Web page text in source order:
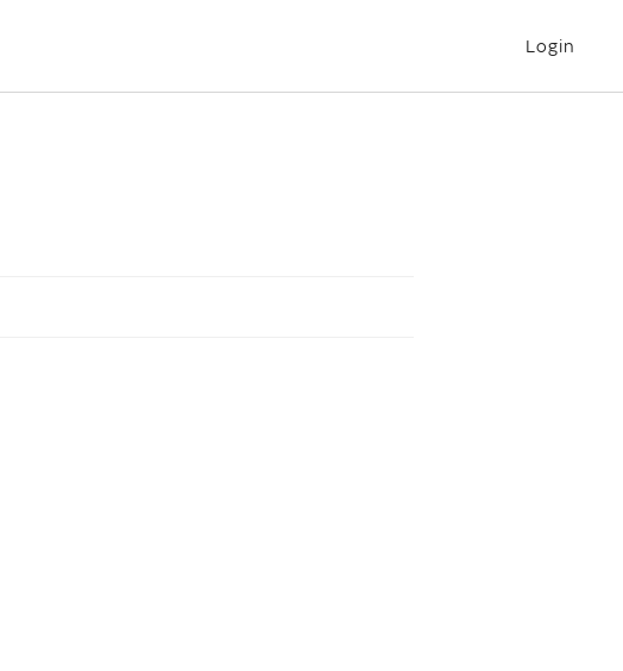
Login